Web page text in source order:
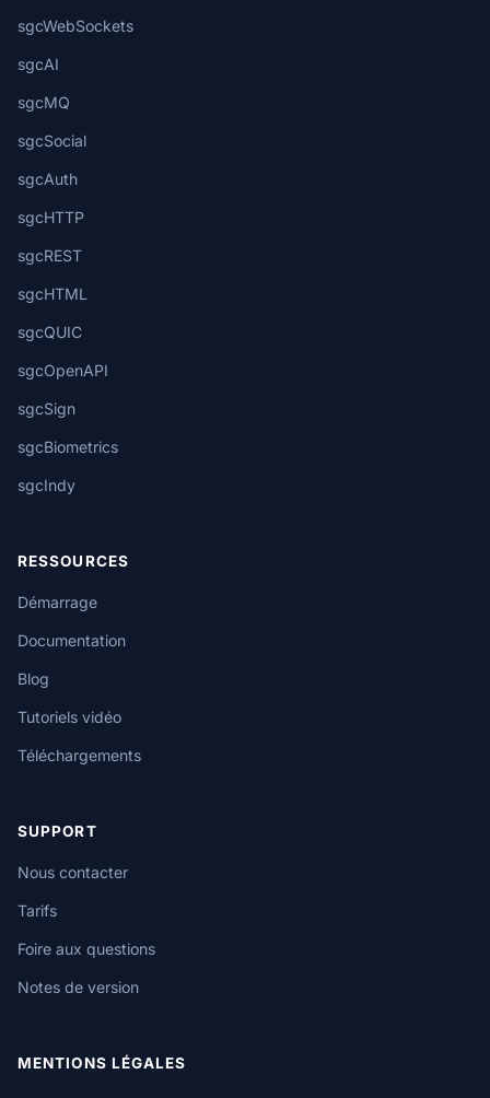
sgcWebSockets
sgcAI
sgcMQ
sgcSocial
sgcAuth
sgcHTTP
sgcREST
sgcHTML
sgcQUIC
sgcOpenAPI
sgcSign
sgcBiometrics
sgcIndy
RESSOURCES
Démarrage
Documentation
Blog
Tutoriels vidéo
Téléchargements
SUPPORT
Nous contacter
Tarifs
Foire aux questions
Notes de version
MENTIONS LÉGALES